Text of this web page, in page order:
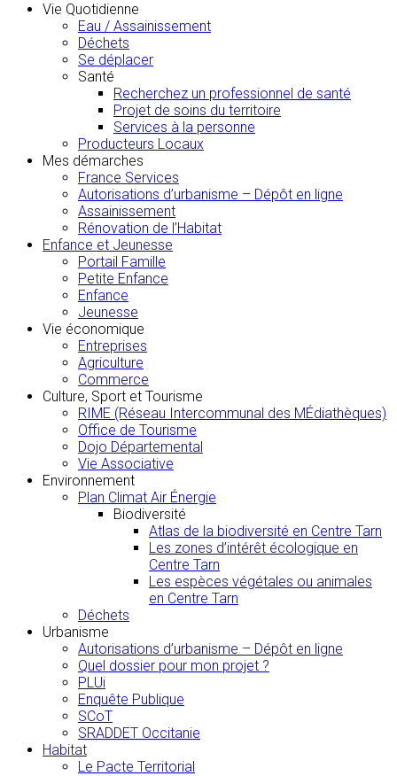
Vie Quotidienne
Eau / Assainissement
Déchets
Se déplacer
Santé
Recherchez un professionnel de santé
Projet de soins du territoire
Services à la personne
Producteurs Locaux
Mes démarches
France Services
Autorisations d’urbanisme – Dépôt en ligne
Assainissement
Rénovation de l’Habitat
Enfance et Jeunesse
Portail Famille
Petite Enfance
Enfance
Jeunesse
Vie économique
Entreprises
Agriculture
Commerce
Culture, Sport et Tourisme
RIME (Réseau Intercommunal des MÉdiathèques)
Office de Tourisme
Dojo Départemental
Vie Associative
Environnement
Plan Climat Air Énergie
Biodiversité
Atlas de la biodiversité en Centre Tarn
Les zones d’intérêt écologique en
Centre Tarn
Les espèces végétales ou animales
en Centre Tarn
Déchets
Urbanisme
Autorisations d’urbanisme – Dépôt en ligne
Quel dossier pour mon projet ?
PLUi
Enquête Publique
SCoT
SRADDET Occitanie
Habitat
Le Pacte Territorial